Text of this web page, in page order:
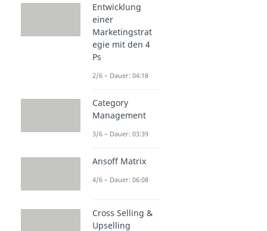
Entwicklung
einer
Marketingstrat
egie mit den 4
Ps
2/6 – Dauer: 04:18
Category
Management
3/6 – Dauer: 03:39
Ansoff Matrix
4/6 – Dauer: 06:08
Cross Selling &
Upselling